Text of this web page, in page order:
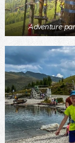
Adventure